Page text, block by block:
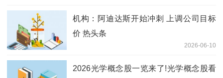
机构：阿迪达斯开始冲刺 上调公司目标
价 热头条
2026-06-10
2026光学概念股一览来了!光学概念股看